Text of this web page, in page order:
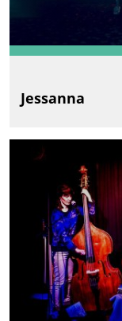
Jessanna